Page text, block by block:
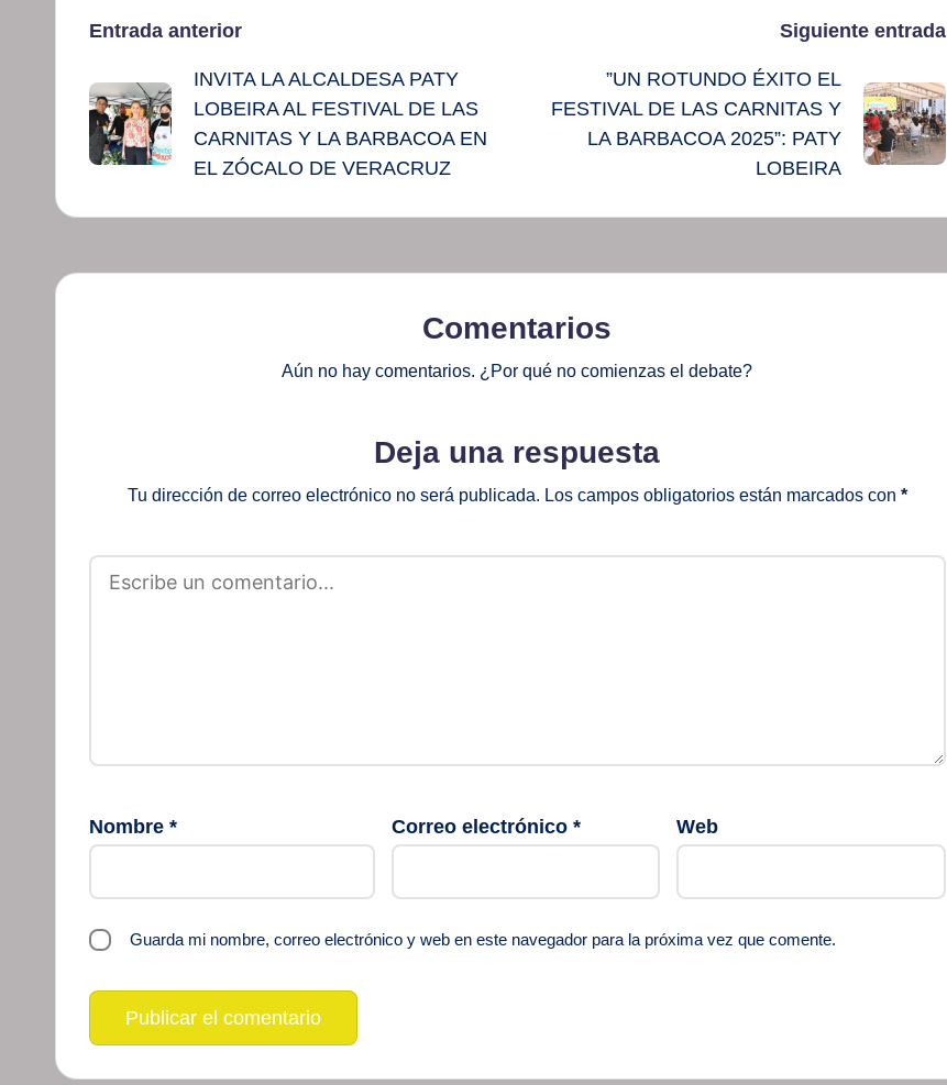
Navegación
de
entradas
Entrada anterior
INVITA LA ALCALDESA PATY
LOBEIRA AL FESTIVAL DE LAS
CARNITAS Y LA BARBACOA EN
EL ZÓCALO DE VERACRUZ
Siguiente entrada
”UN ROTUNDO ÉXITO EL
FESTIVAL DE LAS CARNITAS Y
LA BARBACOA 2025”: PATY
LOBEIRA
Comentarios
Aún no hay comentarios. ¿Por qué no comienzas el debate?
Deja una respuesta
Tu dirección de correo electrónico no será publicada. Los campos obligatorios están marcados con *
Nombre * Correo electrónico * Web
Guarda mi nombre, correo electrónico y web en este navegador para la próxima vez que comente.